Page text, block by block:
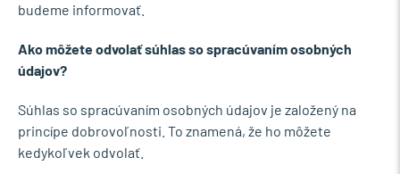
budeme informovať.
Ako môžete odvolať súhlas so spracúvaním osobných
údajov?
Súhlas so spracúvaním osobných údajov je založený na
princípe dobrovoľnosti. To znamená, že ho môžete
kedykoľvek odvolať.